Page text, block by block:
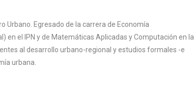
Urbano. Egresado de la carrera de Economía
en el IPN y de Matemáticas Aplicadas y Computación en la
al desarrollo urbano-regional y estudios formales -e
urbana.